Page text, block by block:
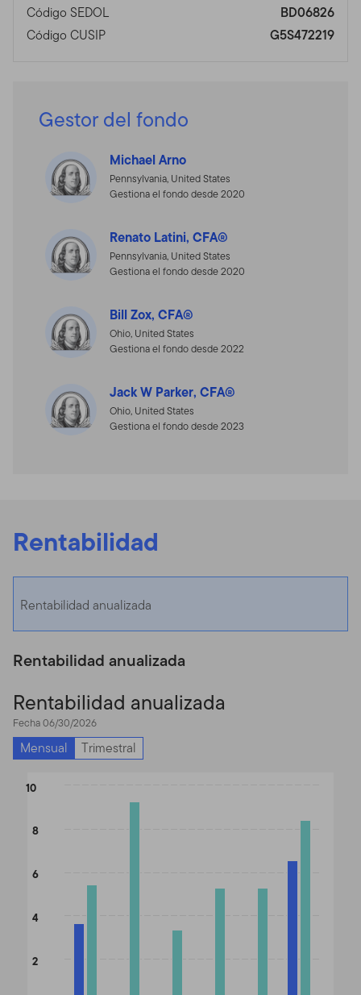
Código SEDOL
BD06826
Código CUSIP
G5S472219
Gestor del fondo
Michael Arno
Pennsylvania, United States
Gestiona el fondo desde 2020
Renato Latini, CFA®
Pennsylvania, United States
Gestiona el fondo desde 2020
Bill Zox, CFA®
Ohio, United States
Gestiona el fondo desde 2022
Jack W Parker, CFA®
Ohio, United States
Gestiona el fondo desde 2023
Rentabilidad
Rentabilidad anualizada
Rentabilidad anualizada
Rentabilidad anualizada
Fecha 06/30/2026
Mensual
Trimestral
The chart has 1 X axis displaying categories.
2
4
6
8
10